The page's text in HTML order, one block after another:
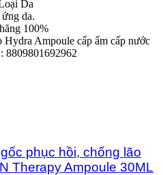
Da
da.
100%
Ampoule cấp ẩm cấp nước
8809801692962
phục hồi, chống lão
Therapy Ampoule 30ML